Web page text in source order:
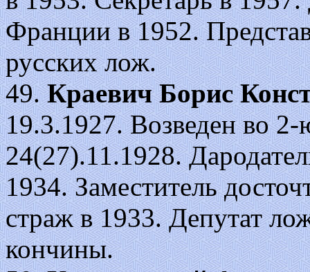
Франции в 1952.
русских лож.
49.Краевич Борис
19.3.1927. Возведен во
24(27).11.1928.
1934. Заместитель
страж в 1933. Депутат
кончины.